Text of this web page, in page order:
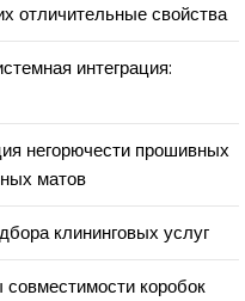
отличительные свойства
интеграция:
негорючести прошивных
матов
клининговых услуг
коробок